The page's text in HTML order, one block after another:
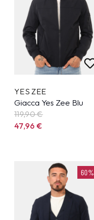
YES ZEE
Giacca Yes Zee Blu
119,90€
47,96€
60%